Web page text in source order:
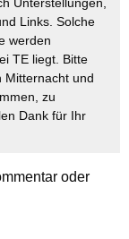
Links. Solche
werden
TE liegt. Bitte
Mitternacht und
zu
Dank für Ihr
oder